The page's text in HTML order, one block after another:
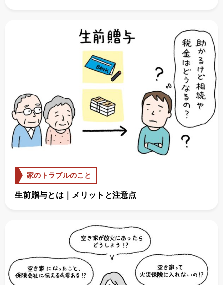
家のトラブルのこと
生前贈与とは｜メリットと注意点